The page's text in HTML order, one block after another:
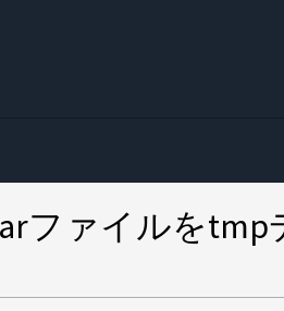
ファイルを